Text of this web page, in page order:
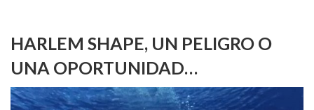
HARLEM SHAPE, UN PELIGRO O
UNA OPORTUNIDAD…